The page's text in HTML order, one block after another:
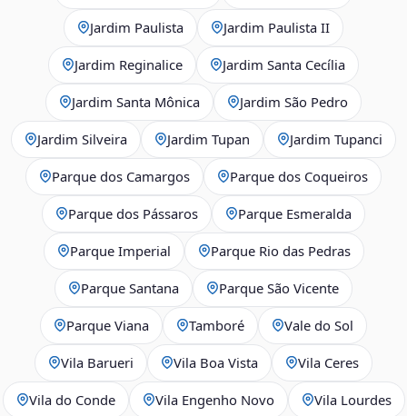
Jardim Paulista Jardim Paulista II
Jardim Reginalice Jardim Santa Cecília
Jardim Santa Mônica Jardim São Pedro
Jardim Silveira Jardim Tupan Jardim Tupanci
Parque dos Camargos Parque dos Coqueiros
Parque dos Pássaros Parque Esmeralda
Parque Imperial Parque Rio das Pedras
Parque Santana Parque São Vicente
Parque Viana Tamboré Vale do Sol
Vila Barueri Vila Boa Vista Vila Ceres
Vila do Conde Vila Engenho Novo Vila Lourdes